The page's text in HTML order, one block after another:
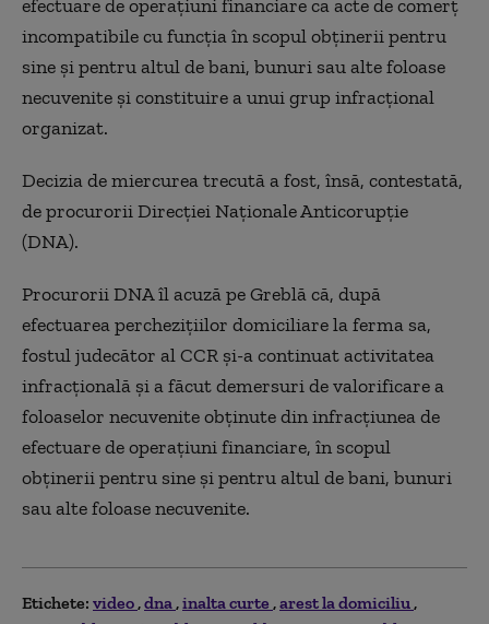
efectuare de operaţiuni financiare ca acte de comerţ
incompatibile cu funcţia în scopul obţinerii pentru
sine şi pentru altul de bani, bunuri sau alte foloase
necuvenite şi constituire a unui grup infracţional
organizat.
Decizia de miercurea trecută a fost, însă, contestată,
de procurorii Direcţiei Naţionale Anticorupţie
(DNA).
Procurorii DNA îl acuză pe Greblă că, după
efectuarea percheziţiilor domiciliare la ferma sa,
fostul judecător al CCR şi-a continuat activitatea
infracţională şi a făcut demersuri de valorificare a
foloaselor necuvenite obţinute din infracţiunea de
efectuare de operaţiuni financiare, în scopul
obţinerii pentru sine şi pentru altul de bani, bunuri
sau alte foloase necuvenite.
Etichete: video dna inalta curte arest la domiciliu